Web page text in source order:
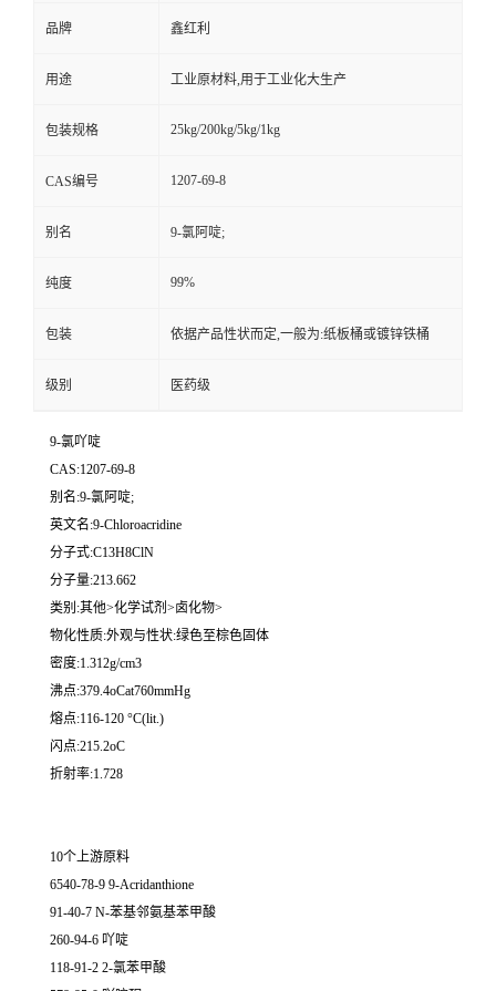
品牌 鑫红利
用途 工业原材料,用于工业化大生产
包装规格 25kg/200kg/5kg/1kg
CAS编号 1207-69-8
别名 9-氯阿啶;
纯度 99%
包装 依据产品性状而定,一般为:纸板桶或镀锌铁桶
级别 医药级
9-氯吖啶
CAS:1207-69-8
别名:9-氯阿啶;
英文名:9-Chloroacridine
分子式:C13H8ClN
分子量:213.662
类别:其他>化学试剂>卤化物>
物化性质:外观与性状:绿色至棕色固体
密度:1.312g/cm3
沸点:379.4oCat760mmHg
熔点:116-120 °C(lit.)
闪点:215.2oC
折射率:1.728
10个上游原料
6540-78-9 9-Acridanthione
91-40-7 N-苯基邻氨基苯甲酸
260-94-6 吖啶
118-91-2 2-氯苯甲酸